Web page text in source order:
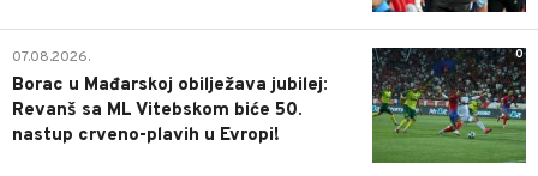
0
07.08.2026.
Borac u Mađarskoj obilježava jubilej:
Revanš sa ML Vitebskom biće 50.
nastup crveno-plavih u Evropi!